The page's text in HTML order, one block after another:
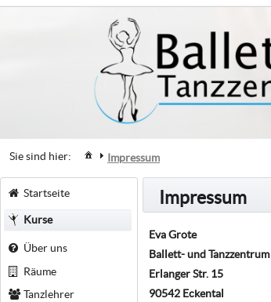
Sie sind hier: Impressum
Startseite
Kurse
Über uns
Räume
Tanzlehrer
Impressum
Eva Grote
Ballett- und Tanzzentrum
Erlanger Str. 15
90542 Eckental